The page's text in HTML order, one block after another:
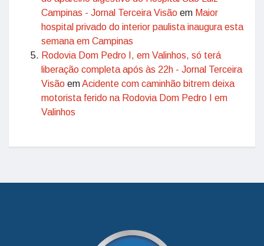
Campinas - Jornal Terceira Visão em Maior
hospital privado do interior paulista inaugura esta
semana em Campinas
Rodovia Dom Pedro I, em Valinhos, só terá
liberação completa após às 22h - Jornal Terceira
Visão emAcidente com caminhão bitrem deixa
motorista ferido na Rodovia Dom Pedro I em
Valinhos